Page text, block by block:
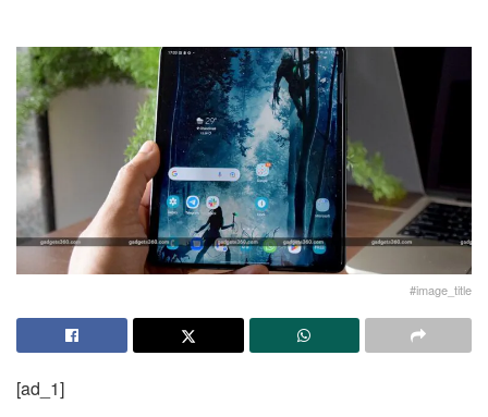
#image_title
[ad_1]